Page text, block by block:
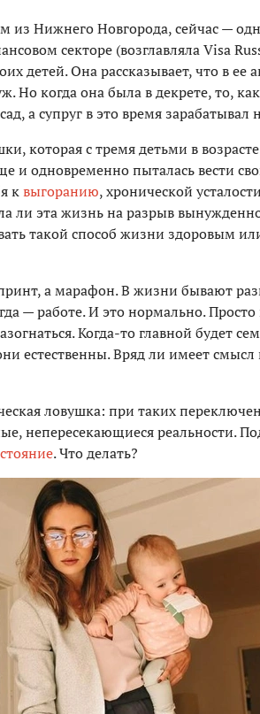
из Нижнего Новгорода, сейчас —
секторе (возглавляла Visa
детей. Она рассказывает, что в ее
Но когда она была в декрете, то,
а супруг в это время зарабатывал
которая с тремя детьми в
и одновременно пыталась вести
квыгоранию, хронической
ли эта жизнь на разрыв
такой способ жизни здоровым
а марафон. В жизни бывают
— работе. И это нормально.
Когда-то главной будет
естественны. Вряд ли имеет
ловушка: при таких
непересекающиеся реальности.
. Что делать?